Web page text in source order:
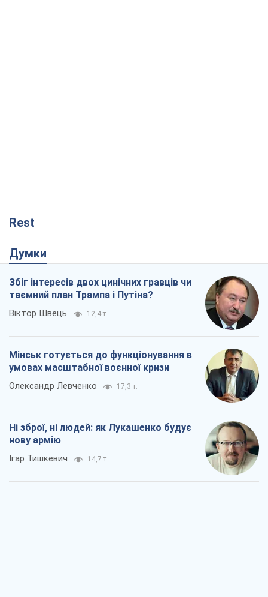
Rest
Думки
Збіг інтересів двох цинічних гравців чи
таємний план Трампа і Путіна?
Віктор Швець 12,4 т.
Мінськ готується до функціонування в
умовах масштабної воєнної кризи
Олександр Левченко 17,3 т.
Ні зброї, ні людей: як Лукашенко будує
нову армію
Ігар Тишкевич 14,7 т.